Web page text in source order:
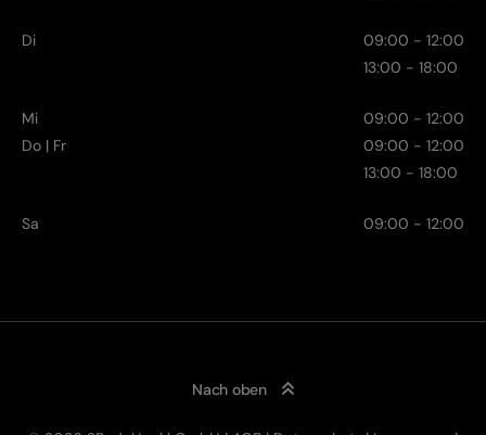
Di
09:00 - 12:00
13:00 - 18:00
Mi
09:00 - 12:00
Do | Fr
09:00 - 12:00
13:00 - 18:00
Sa 09:00 - 12:00
Nach oben